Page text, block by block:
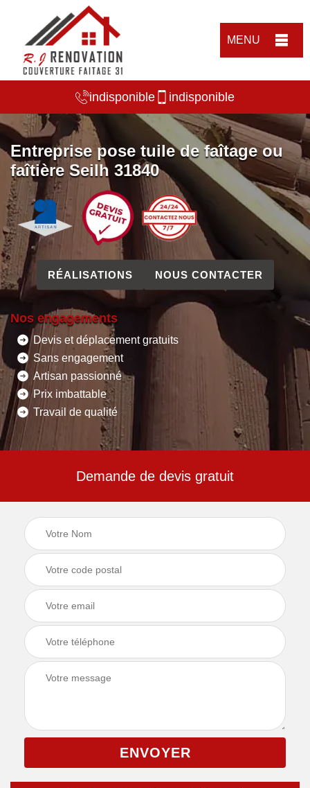
MENU
indisponible indisponible
Entreprise pose tuile de faîtage ou
faîtière Seilh 31840
RÉALISATIONS NOUS CONTACTER
Nos engagements
Devis et déplacement gratuits
Sans engagement
Artisan passionné
Prix imbattable
Travail de qualité
Demande de devis gratuit